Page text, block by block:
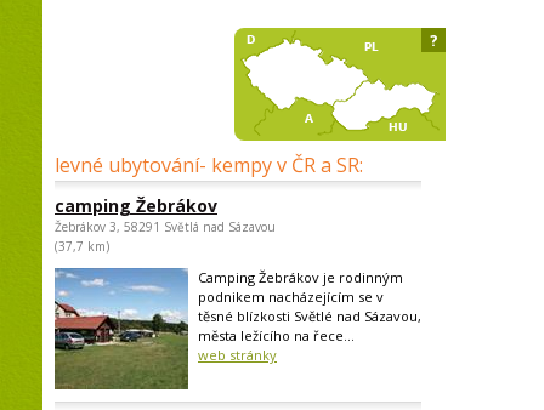
levné ubytování- kempy v ČR a SR:
camping Žebrákov
Žebrákov 3, 58291 Světlá nad Sázavou
(37,7 km)
Camping Žebrákov je rodinným
podnikem nacházejícím se v
těsné blízkosti Světlé nad Sázavou,
města ležícího na řece...
web stránky
?